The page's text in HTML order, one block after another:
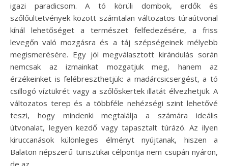
igazi paradicsom. A tó körüli dombok, erdők és
szőlőültetvények között számtalan változatos túraútvonal
kínál lehetőséget a természet felfedezésére, a friss
levegőn való mozgásra és a táj szépségeinek mélyebb
megismerésére. Egy jól megválasztott kirándulás során
nemcsak az izmainkat mozgatjuk meg, hanem az
érzékeinket is felébreszthetjük: a madárcsicsergést, a tó
csillogó víztükrét vagy a szőlőskertek illatát élvezhetjük. A
változatos terep és a többféle nehézségi szint lehetővé
teszi, hogy mindenki megtalálja a számára ideális
útvonalat, legyen kezdő vagy tapasztalt túrázó. Az ilyen
kiruccanások különleges élményt nyújtanak, hiszen a
Balaton népszerű turisztikai célpontja nem csupán nyáron,